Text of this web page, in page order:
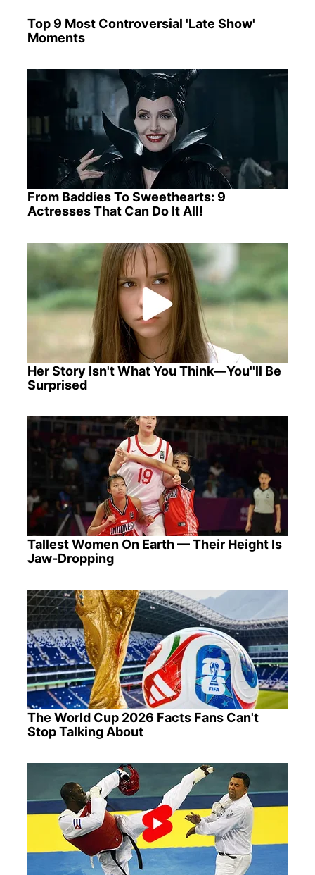
Top 9 Most Controversial 'Late Show'
Moments
From Baddies To Sweethearts: 9
Actresses That Can Do It All!
Her Story Isn't What You Think—You''ll Be
Surprised
Tallest Women On Earth — Their Height Is
Jaw-Dropping
The World Cup 2026 Facts Fans Can't
Stop Talking About